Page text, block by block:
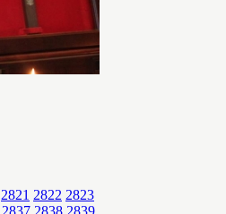
2821 2822 2823
2837 2838 2839